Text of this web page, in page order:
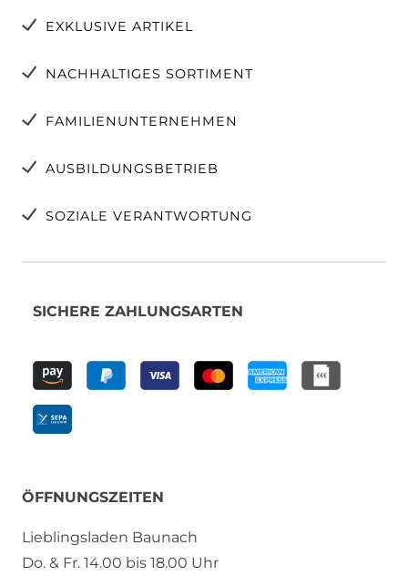
EXKLUSIVE ARTIKEL
NACHHALTIGES SORTIMENT
FAMILIENUNTERNEHMEN
AUSBILDUNGSBETRIEB
SOZIALE VERANTWORTUNG
SICHERE ZAHLUNGSARTEN
ÖFFNUNGSZEITEN
Lieblingsladen Baunach
Do. & Fr. 14.00 bis 18.00 Uhr